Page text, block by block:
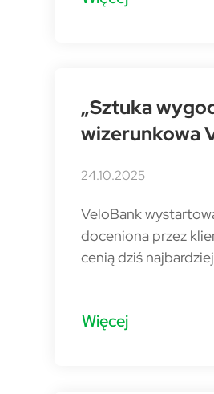
„Sztuka
wizerunkowa
24.10.2025
VeloBank
doceniona przez
cenią dziś
Więcej